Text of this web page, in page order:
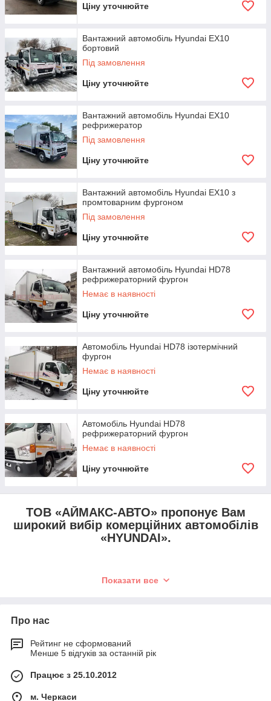
Ціну уточнюйте
Вантажний автомобіль Hyundai EX10
бортовий
Під замовлення
Ціну уточнюйте
Вантажний автомобіль Hyundai EX10
рефрижератор
Під замовлення
Ціну уточнюйте
Вантажний автомобіль Hyundai EX10 з
промтоварним фургоном
Під замовлення
Ціну уточнюйте
Вантажний автомобіль Hyundai HD78
рефрижераторний фургон
Немає в наявності
Ціну уточнюйте
Автомобіль Hyundai HD78 ізотермічний
фургон
Немає в наявності
Ціну уточнюйте
Автомобіль Hyundai HD78
рефрижераторний фургон
Немає в наявності
Ціну уточнюйте
ТОВ«АЙМАКС-АВТО» пропонує Вам
широкий вибір комерційних автомобілів
«HYUNDAI».
протягом тривалого часу, у зв'язку з чим, Вам не доведеться
побоюватися поломок. Завдяки якісній корейській збірці,
двигуну та міцній конструкції, Ви завжди будете спокійні за
якість перевезень.
повною пристосованістю до українських умов, а точніше до
Показати все
Про нас
Рейтинг не сформований
Менше 5 відгуків за останній рік
Працює з 25.10.2012
м. Черкаси